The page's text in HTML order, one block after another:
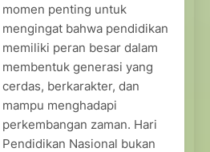
momen penting untuk
mengingat bahwa pendidikan
memiliki peran besar dalam
membentuk generasi yang
cerdas, berkarakter, dan
mampu menghadapi
perkembangan zaman. Hari
Pendidikan Nasional bukan